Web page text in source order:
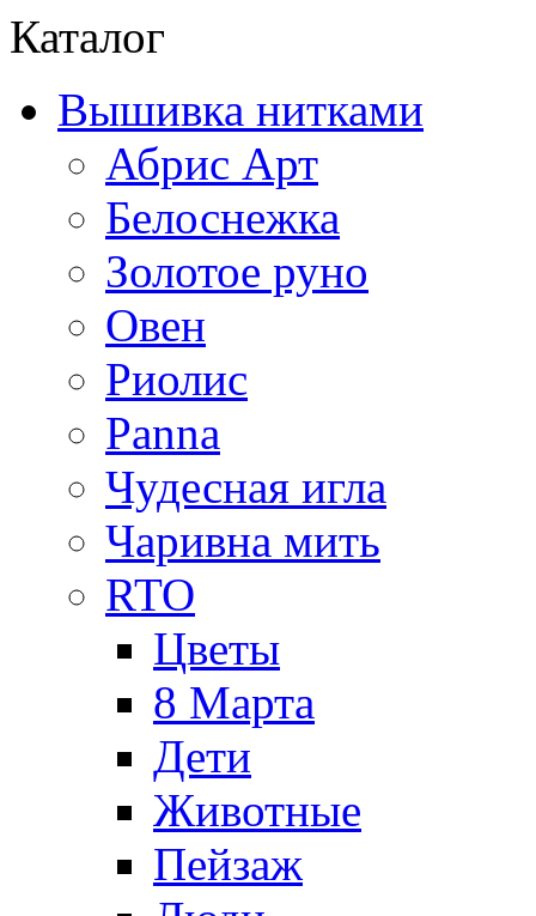
Каталог
Вышивка нитками
Абрис Арт
Белоснежка
Золотое руно
Овен
Риолис
Panna
Чудесная игла
Чаривна мить
RTO
Цветы
8 Марта
Дети
Животные
Пейзаж